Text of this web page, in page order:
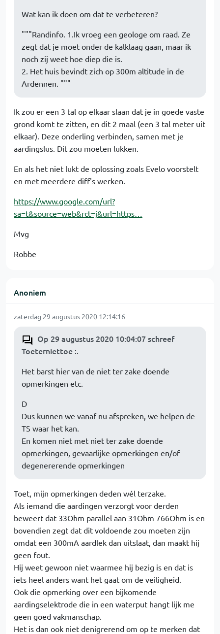
Wat kan ik doen om dat te verbeteren?
"""Randinfo. 1.Ik vroeg een geologe om raad. Ze
zegt dat je moet onder de kalklaag gaan, maar ik
noch zij weet hoe diep die is.
2. Het huis bevindt zich op 300m altitude in de
Ardennen. """
Ik zou er een 3 tal op elkaar slaan dat je in goede vaste
grond komt te zitten, en dit 2 maal (een 3 tal meter uit
elkaar). Deze onderling verbinden, samen met je
aardingslus. Dit zou moeten lukken.
En als het niet lukt de oplossing zoals Evelo voorstelt
en met meerdere diff's werken.
https://www.google.com/url?
sa=t&source=web&rct=j&url=https…
Mvg
Robbe
Anoniem
zaterdag 29 augustus 2020 12:14:16
Op 29 augustus 2020 10:04:07 schreef
Toeterniettoe :.
Het barst hier van de niet ter zake doende
opmerkingen etc.
D
Dus kunnen we vanaf nu afspreken, we helpen de
TS waar het kan.
En komen niet met niet ter zake doende
opmerkingen, gevaarlijke opmerkingen en/of
degenererende opmerkingen
Toet, mijn opmerkingen deden wél terzake.
Als iemand die aardingen verzorgt voor derden
beweert dat 33Ohm parallel aan 31Ohm 766Ohm is en
bovendien zegt dat dit voldoende zou moeten zijn
omdat een 300mA aardlek dan uitslaat, dan maakt hij
geen fout.
Hij weet gewoon niet waarmee hij bezig is en dat is
iets heel anders want het gaat om de veiligheid.
Ook die opmerking over een bijkomende
aardingselektrode die in een waterput hangt lijk me
geen goed vakmanschap.
Het is dan ook niet denigrerend om op te merken dat